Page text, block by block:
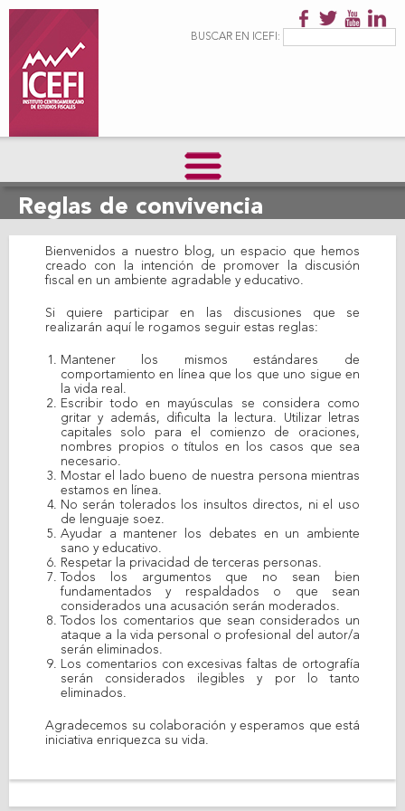
principalFormulario de
BUSCAR EN ICEFI:
Reglas de convivencia
Bienvenidos a nuestro blog, un espacio que hemos
creado con la intención de promover la discusión
fiscal en un ambiente agradable y educativo.
Si quiere participar en las discusiones que se
realizarán aquí le rogamos seguir estas reglas:
Mantener los mismos estándares de
comportamiento en línea que los que uno sigue en
la vida real.
Escribir todo en mayúsculas se considera como
gritar y además, dificulta la lectura. Utilizar letras
capitales solo para el comienzo de oraciones,
nombres propios o títulos en los casos que sea
necesario.
Mostar el lado bueno de nuestra persona mientras
estamos en línea.
No serán tolerados los insultos directos, ni el uso
de lenguaje soez.
Ayudar a mantener los debates en un ambiente
sano y educativo.
Respetar la privacidad de terceras personas.
Todos los argumentos que no sean bien
fundamentados y respaldados o que sean
considerados una acusación serán moderados.
Todos los comentarios que sean considerados un
ataque a la vida personal o profesional del autor/a
serán eliminados.
Los comentarios con excesivas faltas de ortografía
serán considerados ilegibles y por lo tanto
eliminados.
Agradecemos su colaboración y esperamos que está
iniciativa enriquezca su vida.